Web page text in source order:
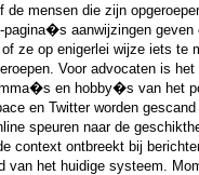
de mensen die zijn
pagina�s aanwijzingen
ze op enigerlei wijze iets te
Voor advocaten is
en hobby�s van het
en Twitter worden
speuren naar de
context ontbreekt bij
van het huidige systeem.